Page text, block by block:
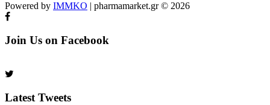
Powered by IMMKO | pharmamarket.gr © 2026
Join Us on Facebook
Latest Tweets